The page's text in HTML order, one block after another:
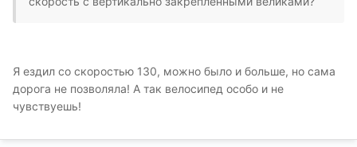
Я ездил со скоростью 130, можно было и больше, но сама
дорога не позволяла! А так велосипед особо и не
чувствуешь!